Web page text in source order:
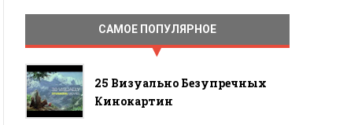
САМОЕ ПОПУЛЯРНОЕ
25 Визуально Безупречных
Кинокартин